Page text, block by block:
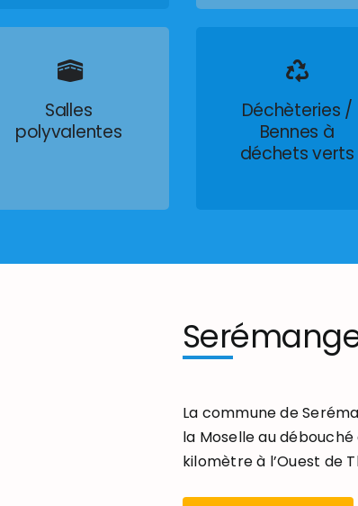
Salles
polyvalentes
Déchèteries /
Bennes à
déchets verts
La commune de
la Moselle au
kilomètre à l’Ouest de